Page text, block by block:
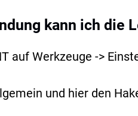
kann ich die
auf Werkzeuge ->
und hier den